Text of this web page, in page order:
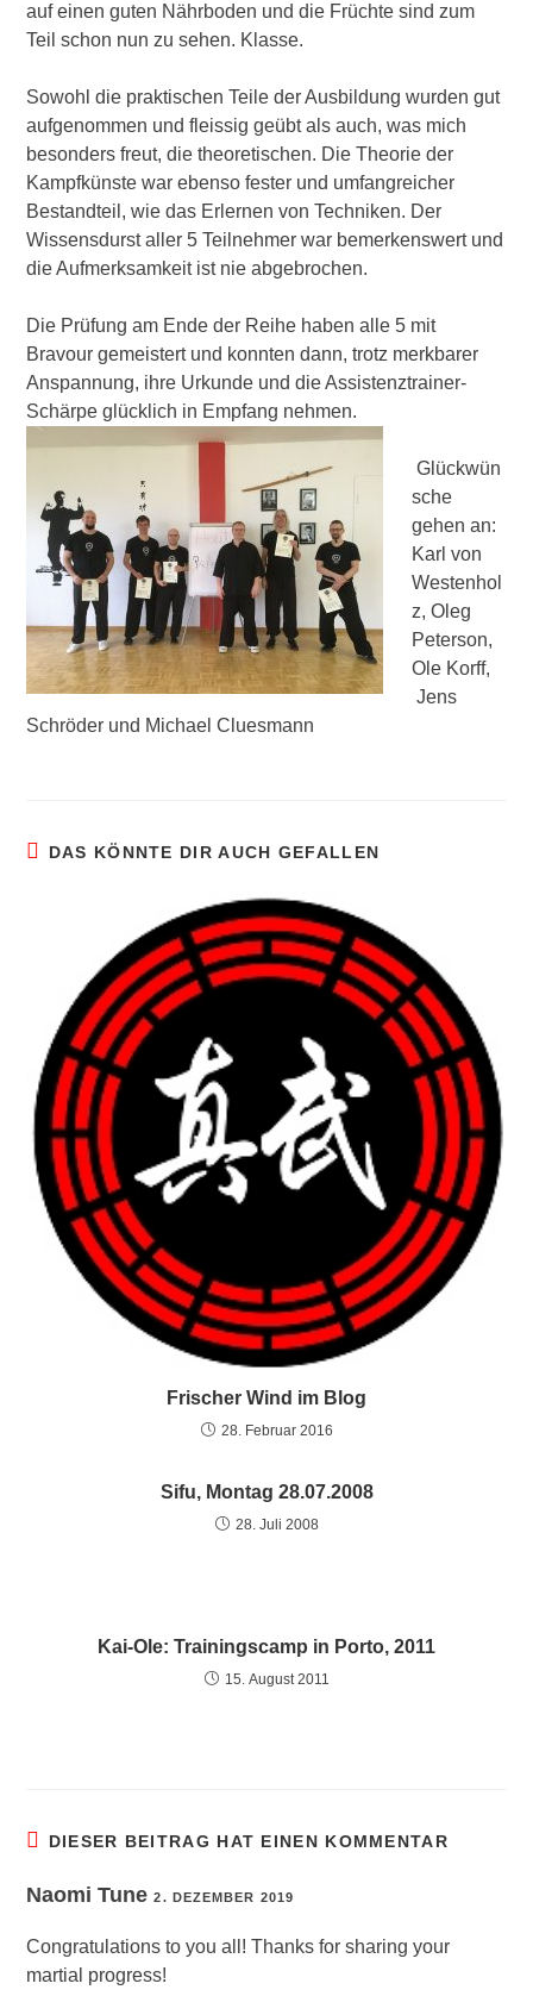
auf einen guten Nährboden und die Früchte sind zum
Teil schon nun zu sehen. Klasse.
Sowohl die praktischen Teile der Ausbildung wurden gut
aufgenommen und fleissig geübt als auch, was mich
besonders freut, die theoretischen. Die Theorie der
Kampfkünste war ebenso fester und umfangreicher
Bestandteil, wie das Erlernen von Techniken. Der
Wissensdurst aller 5 Teilnehmer war bemerkenswert und
die Aufmerksamkeit ist nie abgebrochen.
Die Prüfung am Ende der Reihe haben alle 5 mit
Bravour gemeistert und konnten dann, trotz merkbarer
Anspannung, ihre Urkunde und die Assistenztrainer-
Schärpe glücklich in Empfang nehmen.
Glückwün
sche
gehen an:
Karl von
Westenhol
z, Oleg
Peterson,
Ole Korff,
Jens
Schröder und Michael Cluesmann
DAS KÖNNTE DIR AUCH GEFALLEN
Frischer Wind im Blog
28. Februar 2016
Sifu, Montag 28.07.2008
28. Juli 2008
Kai-Ole: Trainingscamp in Porto, 2011
15. August 2011
DIESER BEITRAG HAT EINEN KOMMENTAR
Naomi Tune2. DEZEMBER 2019
Congratulations to you all! Thanks for sharing your
martial progress!